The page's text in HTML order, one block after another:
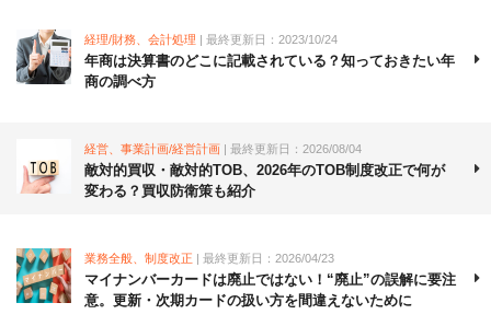
経理/財務、会計処理 | 最終更新日：2023/10/24
年商は決算書のどこに記載されている？知っておきたい年
商の調べ方
経営、事業計画/経営計画 | 最終更新日：2026/08/04
敵対的買収・敵対的TOB、2026年のTOB制度改正で何が
変わる？買収防衛策も紹介
業務全般、制度改正 | 最終更新日：2026/04/23
マイナンバーカードは廃止ではない！“廃止”の誤解に要注
意。更新・次期カードの扱い方を間違えないために